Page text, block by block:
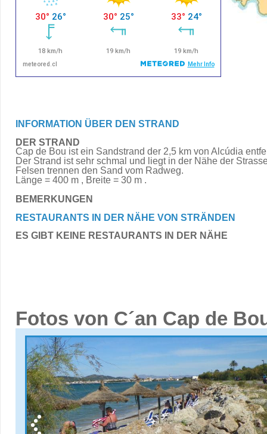
INFORMATION ÜBER DEN STRAND
DER STRAND
Cap de Bou ist ein Sandstrand der 2,5 km von Alcúdia
Der Strand ist sehr schmal und liegt in der Nähe der
Felsen trennen den Sand vom Radweg.
Länge = 400 m , Breite = 30 m .
BEMERKUNGEN
RESTAURANTS IN DER NÄHE VON STRÄNDEN
ES GIBT KEINE RESTAURANTS IN DER NÄHE
Fotos von C´an Cap de